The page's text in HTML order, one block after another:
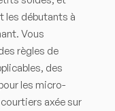
les débutants à
Vous
règles de
des
les micro-
axée sur